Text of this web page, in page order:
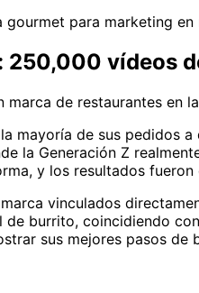
para marketing
vídeos
marca de restaurantes en
mayoría de sus pedidos
la Generación Z
y los resultados fueron
vinculados
burrito, coincidiendo
sus mejores pasos de